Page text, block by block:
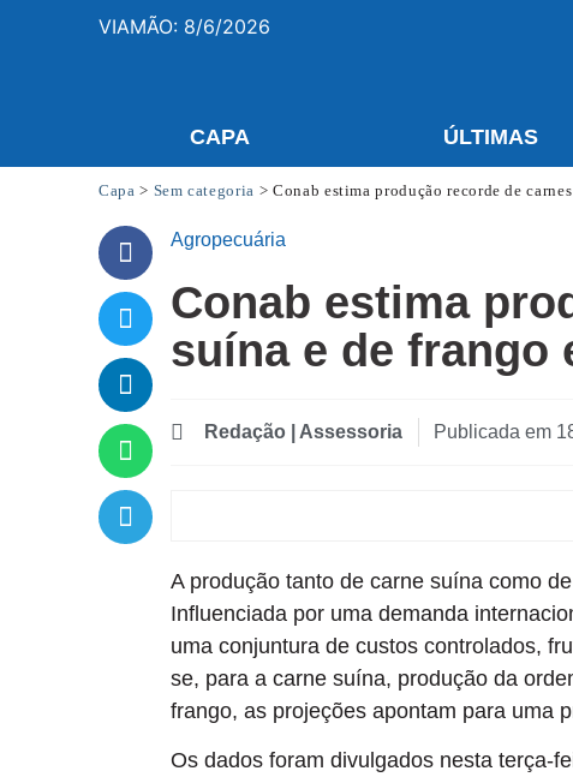
VIAMÃO: 8/6/2026
CAPA ÚLTIMAS
Capa > Sem categoria > Conab estima produção recorde de
Agropecuária
Conab estima
suína e de frango
Redação | Assessoria Publicada em
A produção tanto de carne suína como
Influenciada por uma demanda
uma conjuntura de custos controlados,
se, para a carne suína, produção da
frango, as projeções apontam para uma
Os dados foram divulgados nesta terça-